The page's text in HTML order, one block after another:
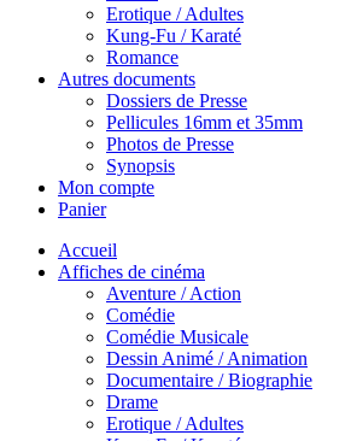
Erotique / Adultes
Kung-Fu / Karaté
Romance
Autres documents
Dossiers de Presse
Pellicules 16mm et 35mm
Photos de Presse
Synopsis
Mon compte
Panier
Accueil
Affiches de cinéma
Aventure / Action
Comédie
Comédie Musicale
Dessin Animé / Animation
Documentaire / Biographie
Drame
Erotique / Adultes